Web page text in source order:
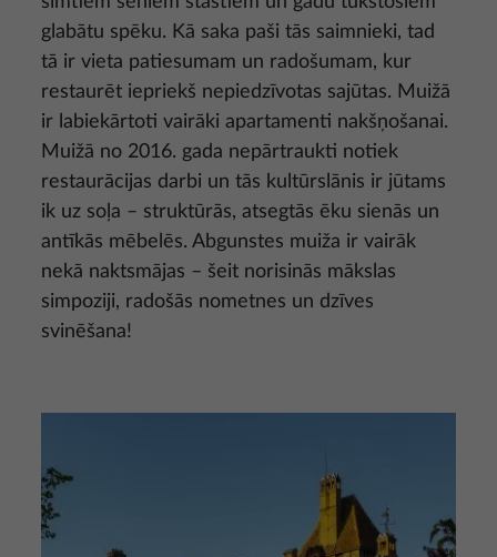
glabātu spēku. Kā saka paši tās saimnieki, tad
tā ir vieta patiesumam un radošumam, kur
restaurēt iepriekš nepiedzīvotas sajūtas. Muižā
ir labiekārtoti vairāki apartamenti nakšņošanai.
Muižā no 2016. gada nepārtraukti notiek
restaurācijas darbi un tās kultūrslānis ir jūtams
ik uz soļa – struktūrās, atsegtās ēku sienās un
antīkās mēbelēs. Abgunstes muiža ir vairāk
nekā naktsmājas – šeit norisinās mākslas
simpoziji, radošās nometnes un dzīves
svinēšana!